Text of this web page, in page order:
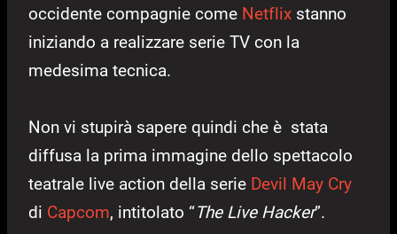
occidente compagnie come Netflix stanno
iniziando a realizzare serie TV con la
medesima tecnica.
Non vi stupirà sapere quindi che è stata
diffusa la prima immagine dello spettacolo
teatrale live action della serie Devil May Cry
di Capcom, intitolato “The Live Hacker”.